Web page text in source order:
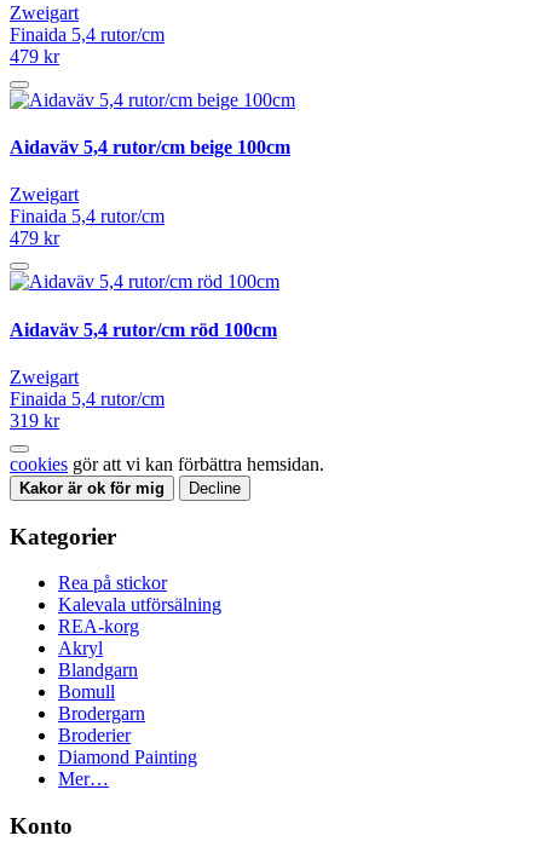
Zweigart
Finaida 5,4 rutor/cm
479 kr
Aidaväv 5,4 rutor/cm beige 100cm
Zweigart
Finaida 5,4 rutor/cm
479 kr
Aidaväv 5,4 rutor/cm röd 100cm
Zweigart
Finaida 5,4 rutor/cm
319 kr
cookies gör att vi kan förbättra hemsidan.
Kakor är ok för mig Decline
Kategorier
Rea på stickor
Kalevala utförsälning
REA-korg
Akryl
Blandgarn
Bomull
Brodergarn
Broderier
Diamond Painting
Mer…
Konto